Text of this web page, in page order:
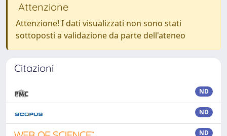
Attenzione
Attenzione! I dati visualizzati non sono stati
sottoposti a validazione da parte dell'ateneo
Citazioni
ND
ND
ND